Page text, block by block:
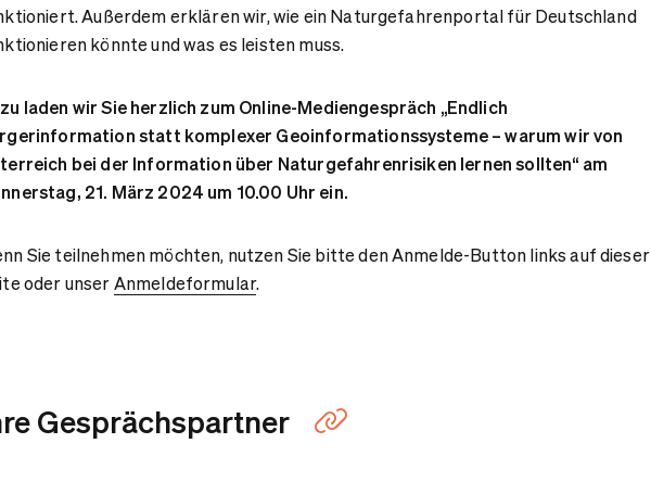
Außerdem erklären wir, wie ein Naturgefahrenportal für Deutschland
könnte und was es leisten muss.
laden wir Sie herzlich zum Online-Mediengespräch „Endlich
statt komplexer Geoinformationssysteme – warum wir von
bei der Information über Naturgefahrenrisiken lernen sollten“ am
21. März 2024 um 10.00 Uhr ein.
Sie teilnehmen möchten, nutzen Sie bitte den Anmelde-Button links auf dieser
oder unserAnmeldeformular.
Gesprächspartner